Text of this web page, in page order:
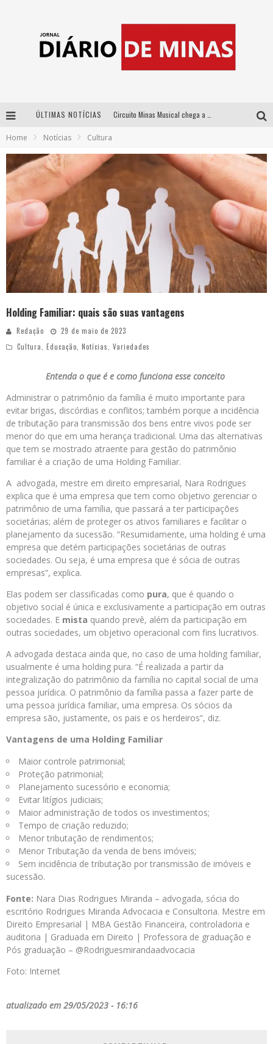
ÚLTIMAS NOTÍCIAS
No clima do Hexa: “Passinho do Brasil”, da DJ Danny Albuquerque, é a música que embala a torcida brasileira na Copa do Mundo 2026
Yan traz a turnê nacional do PagodYANdo para Belo Horizonte
Home Notícias Cultura
Holding Familiar: quais são suas vantagens
Redação
29 de maio de 2023
Cultura, Educação, Notícias, Variedades
Entenda o que é e como funciona esse conceito
Administrar o patrimônio da família é muito importante para
evitar brigas, discórdias e conflitos; também porque a incidência
de tributação para transmissão dos bens entre vivos pode ser
menor do que em uma herança tradicional. Uma das alternativas
que tem se mostrado atraente para gestão do patrimônio
familiar é a criação de uma Holding Familiar.
A advogada, mestre em direito empresarial, Nara Rodrigues
explica que é uma empresa que tem como objetivo gerenciar o
patrimônio de uma família, que passará a ter participações
societárias; além de proteger os ativos familiares e facilitar o
planejamento da sucessão. “Resumidamente, uma holding é uma
empresa que detém participações societárias de outras
sociedades. Ou seja, é uma empresa que é sócia de outras
empresas”, explica.
Elas podem ser classificadas como pura, que é quando o
objetivo social é única e exclusivamente a participação em outras
sociedades. E mista quando prevê, além da participação em
outras sociedades, um objetivo operacional com fins lucrativos.
A advogada destaca ainda que, no caso de uma holding familiar,
usualmente é uma holding pura. “É realizada a partir da
integralização do patrimônio da família no capital social de uma
pessoa jurídica. O patrimônio da família passa a fazer parte de
uma pessoa jurídica familiar, uma empresa. Os sócios da
empresa são, justamente, os pais e os herdeiros”, diz.
Vantagens de uma Holding Familiar
Maior controle patrimonial;
Proteção patrimonial;
Planejamento sucessório e economia;
Evitar litígios judiciais;
Maior administração de todos os investimentos;
Tempo de criação reduzido;
Menor tributação de rendimentos;
Menor Tributação da venda de bens imóveis;
Sem incidência de tributação por transmissão de imóveis e
sucessão.
Fonte: Nara Dias Rodrigues Miranda – advogada, sócia do
escritório Rodrigues Miranda Advocacia e Consultoria. Mestre em
Direito Empresarial | MBA Gestão Financeira, controladoria e
auditoria | Graduada em Direito | Professora de graduação e
Pós graduação – @Rodriguesmirandaadvocacia
Foto: Internet
atualizado em 29/05/2023 - 16:16